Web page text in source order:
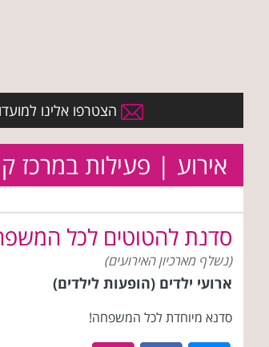
הצטרפו אלינו
אירוע | פעילות במרכז
סדנת להטוטים לכל
(נשלף מארכיון האירועים)
ארועי ילדים (הופעות לילדים)
סדנא מיוחדת לכל המשפחה!